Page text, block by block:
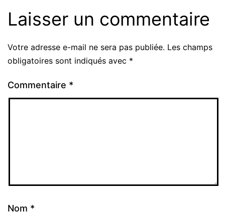
Laisser un commentaire
Votre adresse e-mail ne sera pas publiée. Les champs
obligatoires sont indiqués avec *
Commentaire *
Nom *